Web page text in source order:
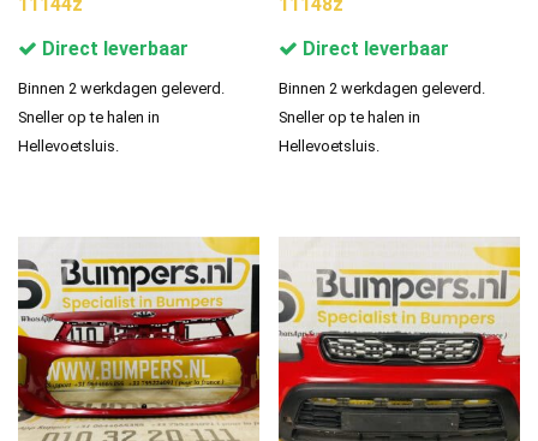
Direct leverbaar
Binnen 2 werkdagen geleverd.
Sneller op te halen in
Hellevoetsluis.
Direct leverbaar
Binnen 2 werkdagen geleverd.
Sneller op te halen in
Hellevoetsluis.